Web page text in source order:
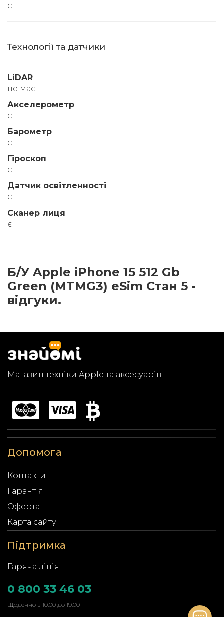
є
Технології та датчики
LiDAR
не має
Акселерометр
є
Барометр
є
Гіроскоп
є
Датчик освітленності
є
Сканер лиця
є
Б/У Apple iPhone 15 512 Gb
Green (MTMG3) eSim Стан 5 -
відгуки.
Магазин техніки Apple та аксесуарів
Допомога
Контакти
Гарантія
Оферта
Карта сайту
Підтримка
Гаряча лінія
0 800 33 46 03
Щоденно з 10:00 до 19:00